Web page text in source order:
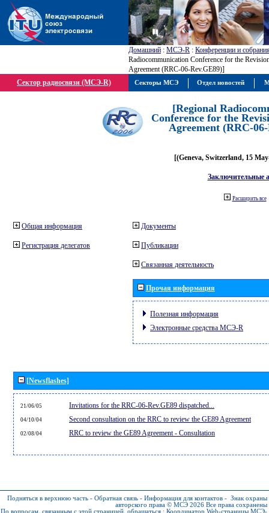
Домашний : МСЭ-R : Конференции и
Radiocommunication Conference for the
Agreement (RRC-06-Rev.GE89)]
Сектор радиосвязи (МСЭ-R)
[Regional
Conference for the
Agreement (RRC-
[(Geneva, Switzerland, 15
Заключительные
Расширить все
Общая информация
Регистрация делегатов
Документы
Публикации
Связанная деятельность
Прочая информация
Полезная информация
Электронные средства МСЭ-R
[Newsflashes]
21/06/05 Invitations for the RRC-06-Rev.GE89 dispatched...
04/10/04 Second consultation on the RRC to review the GE89 Agreement
02/08/04 RRC to review the GE89 Agreement - Consultation
Подняться в верхнюю часть - Обратная связь - Информация для контактов - Знак охраны
авторского права © МСЭ 2026 Все права сохранены
По вопросам, связанным с этой страницей, обращаться : Координатор Web-страницы МСЭ-
Секторы МСЭ Отдел новостей